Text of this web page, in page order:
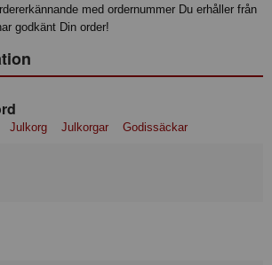
med ordernummer Du erhåller från
godkänt Din order!
Julkorg Julkorgar Godissäckar